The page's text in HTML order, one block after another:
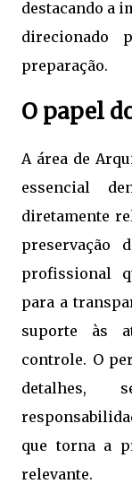
destacando a
direcionado
preparação.
O papel
A área de
essencial
diretamente
preservação
profissional
para a
suporte às
controle. O
detalhes,
que torna a
relevante.